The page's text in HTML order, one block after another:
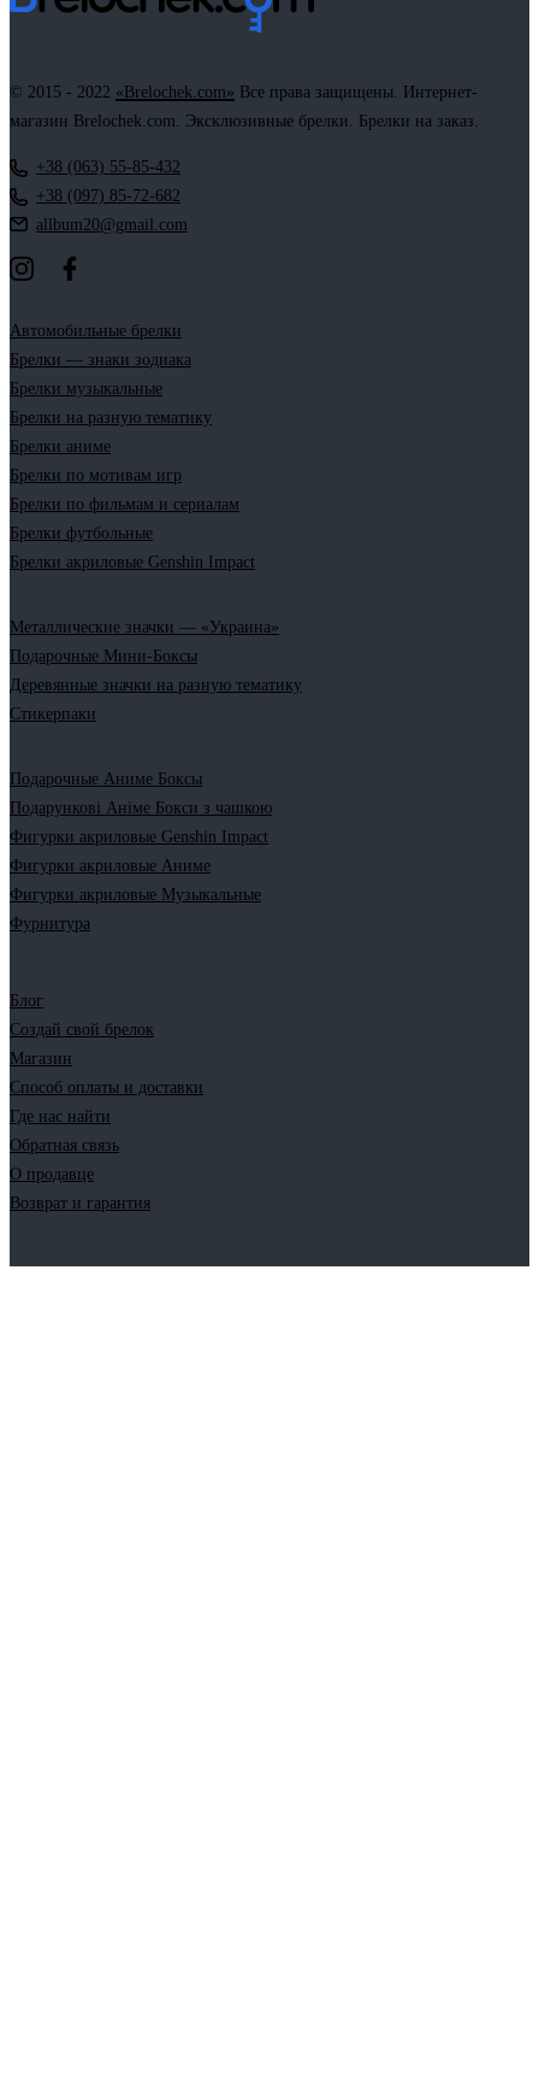
© 2015 - 2022 «Brelochek.com» Все права защищены. Интернет-
магазин Brelochek.com. Эксклюзивные брелки. Брелки на заказ.
+38 (063) 55-85-432
+38 (097) 85-72-682
allbum20@gmail.com
Автомобильные брелки
Брелки — знаки зодиака
Брелки музыкальные
Брелки на разную тематику
Брелки аниме
Брелки по мотивам игр
Брелки по фильмам и сериалам
Брелки футбольные
Брелки акриловые Genshin Impact
Металлические значки — «Украина»
Подарочные Мини-Боксы
Деревянные значки на разную тематику
Стикерпаки
Подарочные Аниме Боксы
Подарункові Аніме Бокси з чашкою
Фигурки акриловые Genshin Impact
Фигурки акриловые Аниме
Фигурки акриловые Музыкальные
Фурнитура
Блог
Создай свой брелок
Магазин
Способ оплаты и доставки
Где нас найти
Обратная связь
О продавце
Возврат и гарантия